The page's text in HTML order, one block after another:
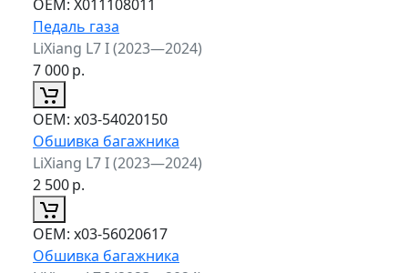
ОЕМ: X011108011
Педаль газа
LiXiang L7 I (2023—2024)
7 000р.
ОЕМ: x03-54020150
Обшивка багажника
LiXiang L7 I (2023—2024)
2 500р.
ОЕМ: x03-56020617
Обшивка багажника